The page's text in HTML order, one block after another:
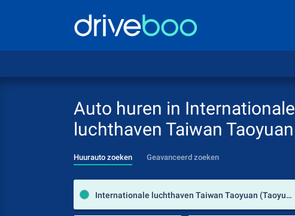
Auto huren in Internationale
luchthaven Taiwan Taoyuan
Huurauto zoeken Geavanceerd zoeken
Internationale luchthaven Taiwan Taoyuan (Taoyuan / Taiwan)